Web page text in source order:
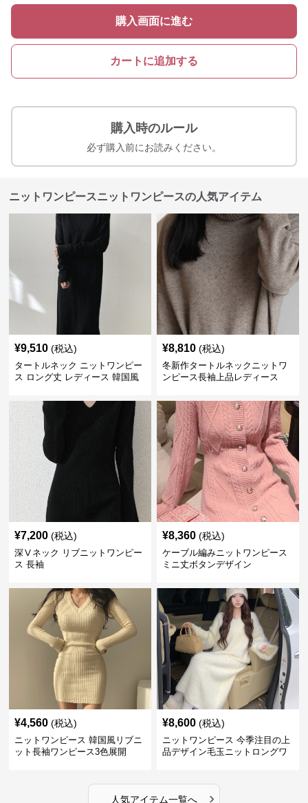
購入画面に進む
カートに追加する
購入時のルール
必ず購入前にお読みください。
ニットワンピースニットワンピースの人気アイテム
¥9,510 (税込)
タートルネック ニットワンピー
ス ロング丈 レディース 韓国風
¥8,810 (税込)
冬新作タートルネックニットワ
ンピース長袖上品レディース
¥7,200 (税込)
深Ⅴネック リブニットワンピー
ス 長袖
¥8,360 (税込)
ケーブル編みニットワンピース
ミニ丈ボタンデザイン
¥4,560 (税込)
ニットワンピース 韓国風リブニ
ット長袖ワンピース3色展開
¥8,600 (税込)
ニットワンピース 今季注目の上
品デザイン毛玉ニットロングワ
人気アイテム一覧へ ›